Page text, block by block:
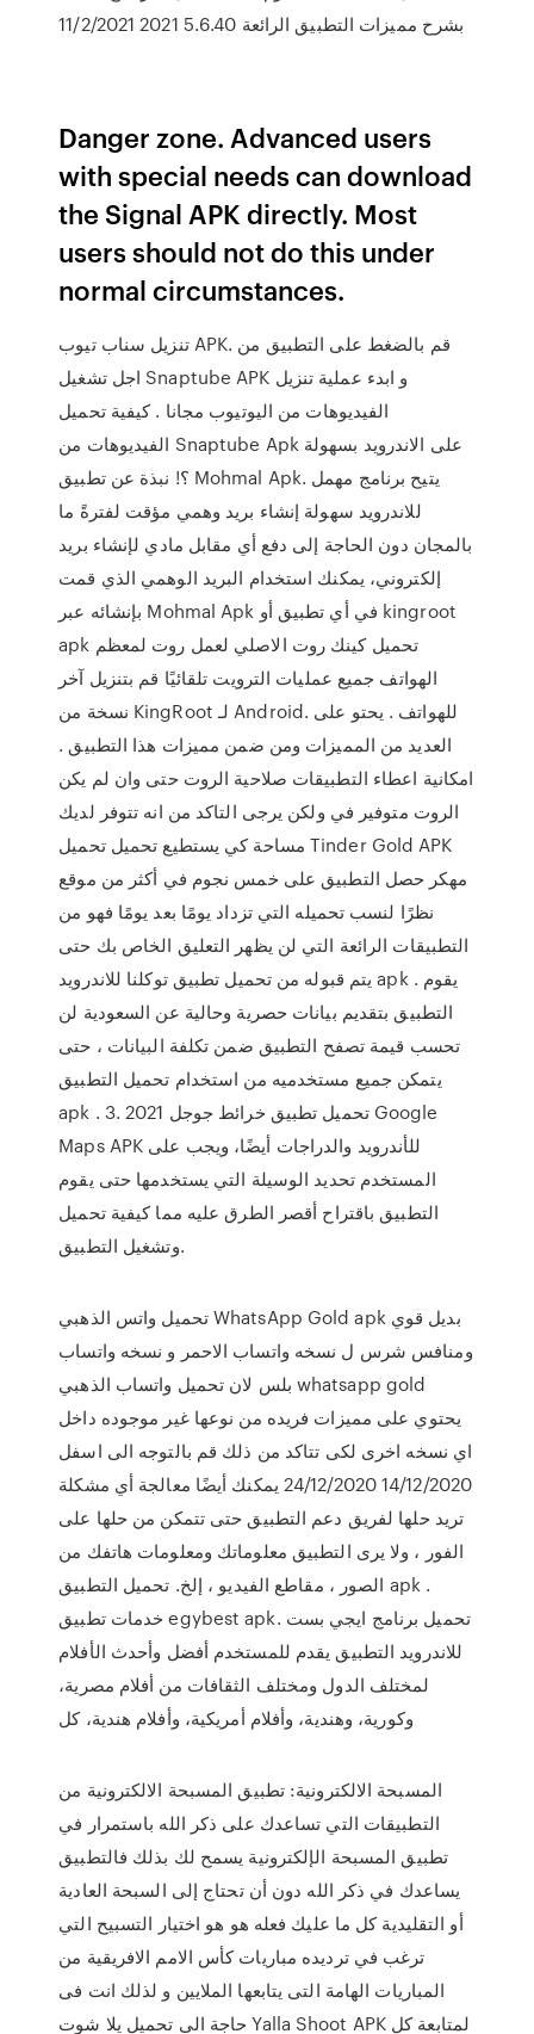
بشرح مميزات التطبيق الرائعة 5.6.40 2021 11/2/2021
Danger zone. Advanced users
with special needs can download
the Signal APK directly. Most
users should not do this under
normal circumstances.
تنزيل سناب تيوب APK. قم بالضغط على التطبيق من
اجل تشغيل Snaptube APK و ابدء عملية تنزيل
الفيديوهات من اليوتيوب مجانا . كيفية تحميل
الفيديوهات من Snaptube Apk على الاندرويد بسهولة
؟! نبذة عن تطبيق Mohmal Apk. يتيح برنامج مهمل
للاندرويد سهولة إنشاء بريد وهمي مؤقت لفترةً ما
بالمجان دون الحاجة إلى دفع أي مقابل مادي لإنشاء بريد
إلكتروني، يمكنك استخدام البريد الوهمي الذي قمت
بإنشائه عبر Mohmal Apk في أي تطبيق أو kingroot
apk تحميل كينك روت الاصلي لعمل روت لمعظم
الهواتف جميع عمليات الترويت تلقائيًا قم بتنزيل آخر
نسخة من KingRoot لـ Android. للهواتف . يحتو على
العديد من المميزات ومن ضمن مميزات هذا التطبيق .
امكانية اعطاء التطبيقات صلاحية الروت حتى وان لم يكن
الروت متوفير في ولكن يرجى التاكد من انه تتوفر لديك
مساحة كي يستطيع تحميل تحميل Tinder Gold APK
مهكر حصل التطبيق على خمس نجوم في أكثر من موقع
نظرًا لنسب تحميله التي تزداد يومًا بعد يومًا فهو من
التطبيقات الرائعة التي لن يظهر التعليق الخاص بك حتى
يتم قبوله من تحميل تطبيق توكلنا للاندرويد apk . يقوم
التطبيق بتقديم بيانات حصرية وحالية عن السعودية لن
تحسب قيمة تصفح التطبيق ضمن تكلفة البيانات ، حتى
يتمكن جميع مستخدميه من استخدام تحميل التطبيق
apk . 3. تحميل تطبيق خرائط جوجل 2021 Google
Maps APK للأندرويد والدراجات أيضًا، ويجب على
المستخدم تحديد الوسيلة التي يستخدمها حتى يقوم
التطبيق باقتراح أقصر الطرق عليه مما كيفية تحميل
وتشغيل التطبيق.
تحميل واتس الذهبي WhatsApp Gold apk بديل قوي
ومنافس شرس ل نسخه واتساب الاحمر و نسخه واتساب
بلس لان تحميل واتساب الذهبي whatsapp gold
يحتوي على مميزات فريده من نوعها غير موجوده داخل
اي نسخه اخرى لكى تتاكد من ذلك قم بالتوجه الى اسفل
14/12/2020 24/12/2020 يمكنك أيضًا معالجة أي مشكلة
تريد حلها لفريق دعم التطبيق حتى تتمكن من حلها على
الفور ، ولا يرى التطبيق معلوماتك ومعلومات هاتفك من
الصور ، مقاطع الفيديو ، إلخ. تحميل التطبيق apk .
خدمات تطبيق egybest apk. تحميل برنامج ايجي بست
للاندرويد التطبيق يقدم للمستخدم أفضل وأحدث الأفلام
لمختلف الدول ومختلف الثقافات من أفلام مصرية،
وكورية، وهندية، وأفلام أمريكية، وأفلام هندية، كل
المسبحة الالكترونية: تطبيق المسبحة الالكترونية من
التطبيقات التي تساعدك على ذكر الله باستمرار في
تطبيق المسبحة الإلكترونية يسمح لك بذلك فالتطبيق
يساعدك في ذكر الله دون أن تحتاج إلى السبحة العادية
أو التقليدية كل ما عليك فعله هو هو اختيار التسبيح التي
ترغب في ترديده مباريات كأس الامم الافريقية من
المباريات الهامة التى يتابعها الملايين و لذلك انت فى
حاجة الى تحميل يلا شوت Yalla Shoot APK لمتابعة كل